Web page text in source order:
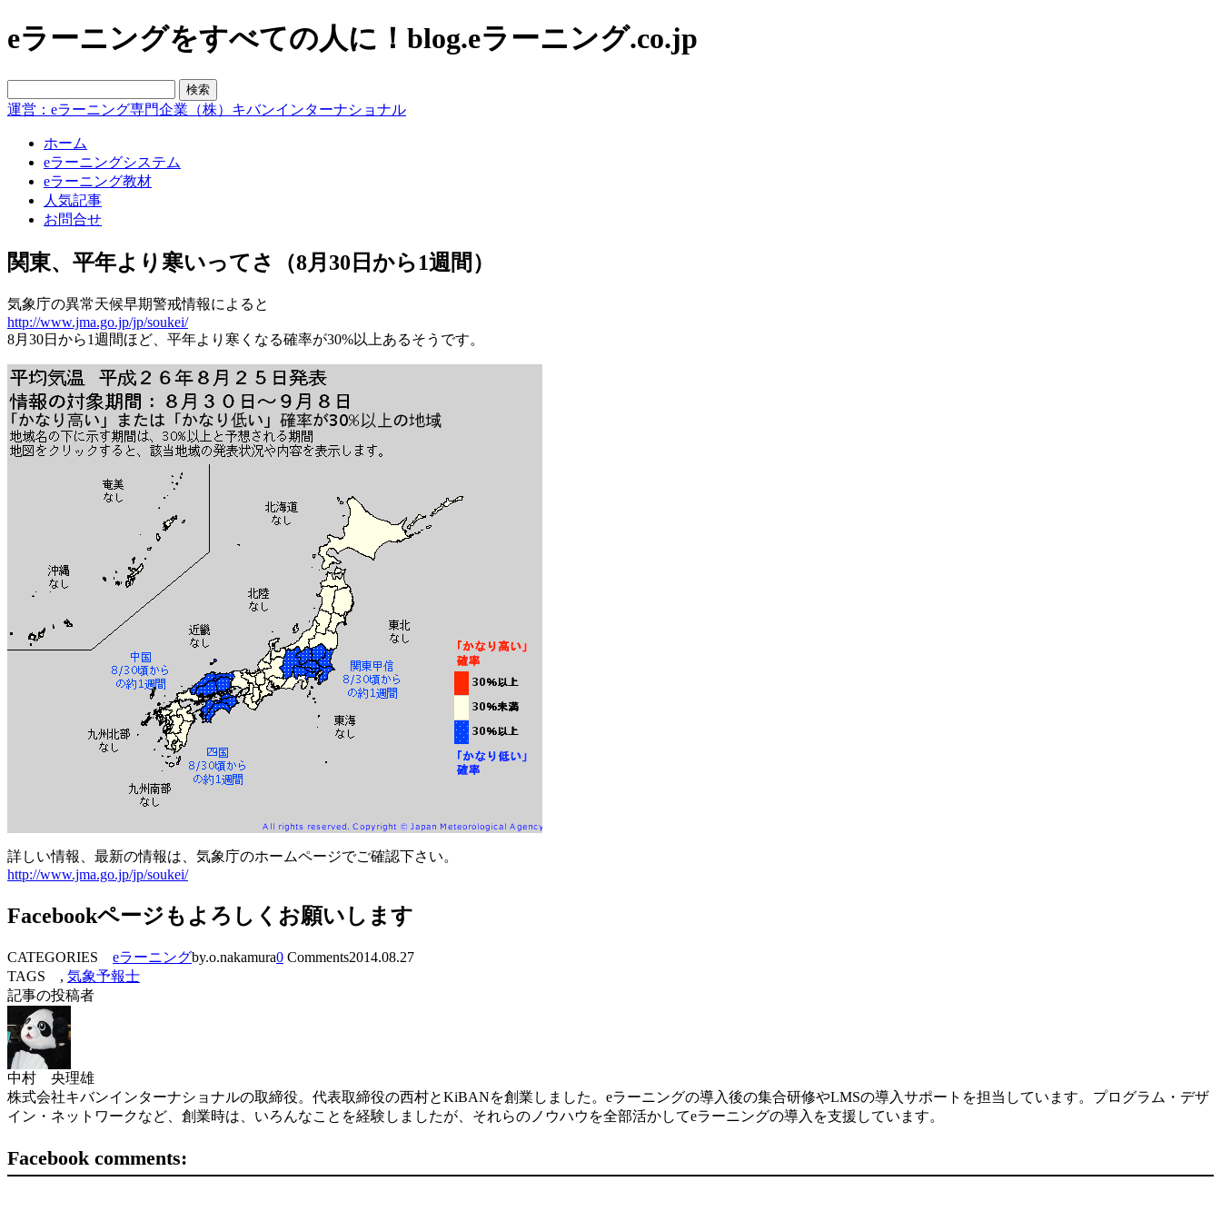
eラーニングをすべての人に！blog.eラーニング.co.jp
運営：eラーニング専門企業（株）キバンインターナショナル
ホーム
eラーニングシステム
eラーニング教材
人気記事
お問合せ
関東、平年より寒いってさ（8月30日から1週間）
気象庁の異常天候早期警戒情報によると
http://www.jma.go.jp/jp/soukei/
8月30日から1週間ほど、平年より寒くなる確率が30%以上あるそうです。
詳しい情報、最新の情報は、気象庁のホームページでご確認下さい。
http://www.jma.go.jp/jp/soukei/
Facebookページもよろしくお願いします
CATEGORIES eラーニングby.o.nakamura0 Comments2014.08.27
TAGS , 気象予報士
記事の投稿者
中村 央理雄
株式会社キバンインターナショナルの取締役。代表取締役の西村とKiBANを創業しました。eラーニングの導入後の集合研修やLMSの導入サポートを担当しています。プログラム・デザ
イン・ネットワークなど、創業時は、いろんなことを経験しましたが、それらのノウハウを全部活かしてeラーニングの導入を支援しています。
Facebook comments: